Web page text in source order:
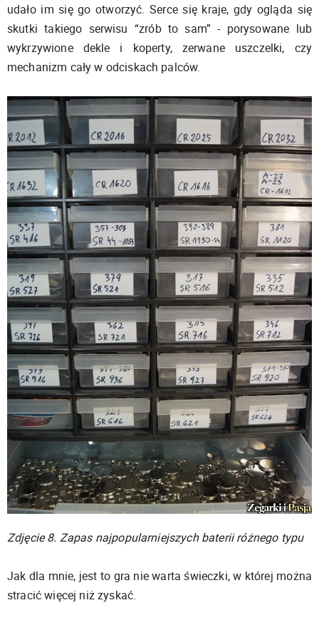
udało im się go otworzyć. Serce się kraje, gdy ogląda się
skutki takiego serwisu “zrób to sam” - porysowane lub
wykrzywione dekle i koperty, zerwane uszczelki, czy
mechanizm cały w odciskach palców.
Zdjęcie 8. Zapas najpopularniejszych baterii różnego typu
Jak dla mnie, jest to gra nie warta świeczki, w której można
stracić więcej niż zyskać.